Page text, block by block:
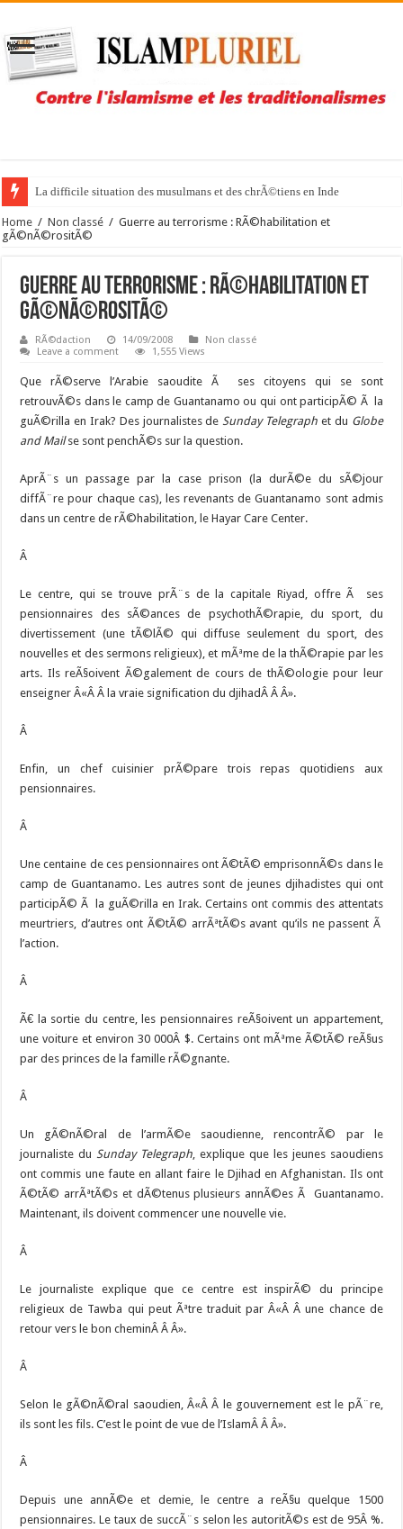
La difficile situation des musulmans et des chrÃ©tiens en Inde
Home / Non classé / Guerre au terrorisme : RÃ©habilitation et
gÃ©nÃ©rositÃ©
Guerre au terrorisme : RÃ©habilitation et
gÃ©nÃ©rositÃ©
RÃ©daction 14/09/2008
Non classé
Leave a comment
1,555 Views
Que rÃ©serve l’Arabie saoudite Ã ses citoyens qui se sont
retrouvÃ©s dans le camp de Guantanamo ou qui ont participÃ© Ã la
guÃ©rilla en Irak? Des journalistes deSunday Telegraphet du Globe
and Mailse sont penchÃ©s sur la question.
AprÃ¨s un passage par la case prison (la durÃ©e du sÃ©jour
diffÃ¨re pour chaque cas), les revenants de Guantanamo sont admis
dans un centre de rÃ©habilitation, le Hayar Care Center.
Â
Le centre, qui se trouve prÃ¨s de la capitale Riyad, offre Ã ses
pensionnaires des sÃ©ances de psychothÃ©rapie, du sport, du
divertissement (une tÃ©lÃ© qui diffuse seulement du sport, des
nouvelles et des sermons religieux), et mÃªme de la thÃ©rapie par les
arts. Ils reÃ§oivent Ã©galement de cours de thÃ©ologie pour leur
enseigner Â«Â Â la vraie signification du djihadÂ Â Â».
Â
Enfin, un chef cuisinier prÃ©pare trois repas quotidiens aux
pensionnaires.
Â
Une centaine de ces pensionnaires ont Ã©tÃ© emprisonnÃ©s dans le
camp de Guantanamo. Les autres sont de jeunes djihadistes qui ont
participÃ© Ã la guÃ©rilla en Irak. Certains ont commis des attentats
meurtriers, d’autres ont Ã©tÃ© arrÃªtÃ©s avant qu’ils ne passent Ã
l’action.
Â
Ã€ la sortie du centre, les pensionnaires reÃ§oivent un appartement,
une voiture et environ 30 000Â $. Certains ont mÃªme Ã©tÃ© reÃ§us
par des princes de la famille rÃ©gnante.
Â
Un gÃ©nÃ©ral de l’armÃ©e saoudienne, rencontrÃ© par le
journaliste duSunday Telegraph, explique que les jeunes saoudiens
ont commis une faute en allant faire le Djihad en Afghanistan. Ils ont
Ã©tÃ© arrÃªtÃ©s et dÃ©tenus plusieurs annÃ©es Ã Guantanamo.
Maintenant, ils doivent commencer une nouvelle vie.
Â
Le journaliste explique que ce centre est inspirÃ© du principe
religieux de Tawba qui peut Ãªtre traduit par Â«Â Â une chance de
retour vers le bon cheminÂ Â Â».
Â
Selon le gÃ©nÃ©ral saoudien, Â«Â Â le gouvernement est le pÃ¨re,
ils sont les fils. C’est le point de vue de l’IslamÂ Â Â».
Â
Depuis une annÃ©e et demie, le centre a reÃ§u quelque 1500
pensionnaires. Le taux de succÃ¨s selon les autoritÃ©s est de 95Â %.